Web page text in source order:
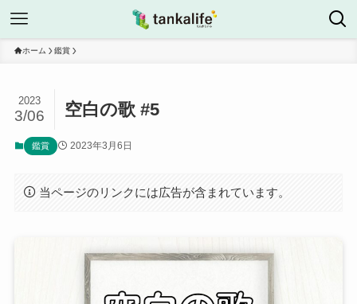
ホーム 鑑賞
空白の歌 #5
2023
3/06
鑑賞 2023年3月6日
当ページのリンクには広告が含まれています。